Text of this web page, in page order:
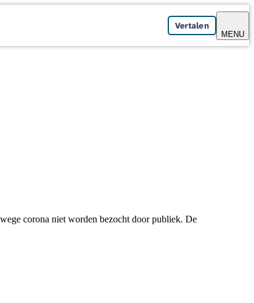
Vertalen
MENU
corona niet worden bezocht door publiek. De